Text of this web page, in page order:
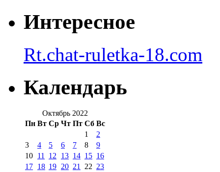
Интересное
Rt.chat-ruletka-18.com
Календарь
Октябрь 2022
Пн Вт Ср Чт Пт Сб Вс
1
2
3
4 5 6 7 8
9
10 11 12 13 14 15 16
17 18 19 20 21 22 23